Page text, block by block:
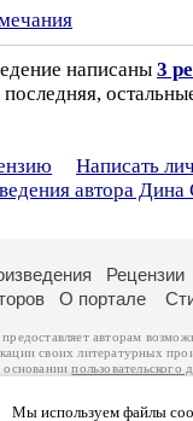
написаны 3
Написать
автора Дина
Мы используем файлы
Рецензии
О портале
авторам
своих литературных
основаниипользовательского
на произведения
. Перепечатка
его автора, к которому вы